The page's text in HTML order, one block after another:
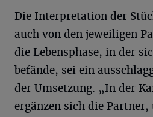
Die Interpretation der
auch von den jeweiligen
die Lebensphase, in der
befände, sei ein
der Umsetzung. „In der
ergänzen sich die Partner,